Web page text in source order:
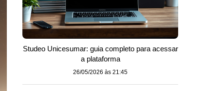
Studeo Unicesumar: guia completo para acessar
a plataforma
26/05/2026 às 21:45